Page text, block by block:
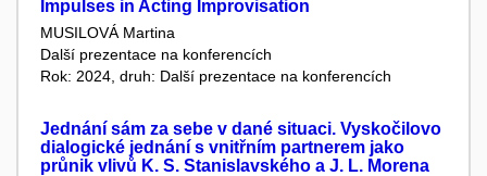
Impulses in Acting Improvisation
MUSILOVÁ Martina
Další prezentace na konferencích
Rok: 2024, druh: Další prezentace na konferencích
Jednání sám za sebe v dané situaci. Vyskočilovo
dialogické jednání s vnitřním partnerem jako
průnik vlivů K. S. Stanislavského a J. L. Morena